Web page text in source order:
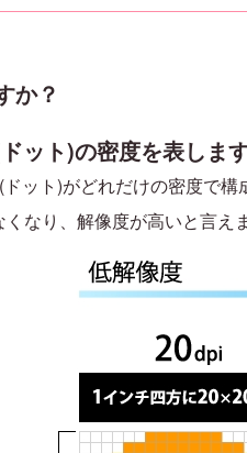
か？
ット)の密度を表します
ット)がどれだけの密度で
なり、解像度が高いと言え